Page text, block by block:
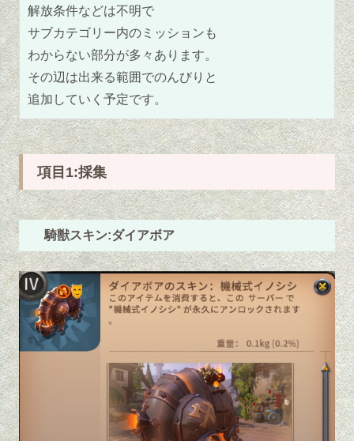
解放条件などは不明で
サブカテゴリー内のミッションも
わからない部分が多々あります。
その辺は出来る範囲でのんびりと
追加していく予定です。
項目1:採集
騎獣スキン:ダイアボア